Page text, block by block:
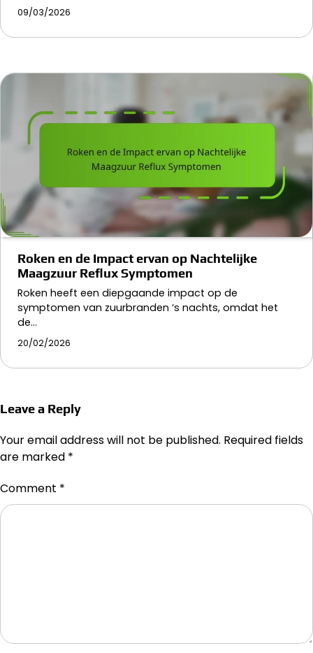
09/03/2026
Roken en de Impact ervan op Nachtelijke
Maagzuur Reflux Symptomen
Roken heeft een diepgaande impact op de
symptomen van zuurbranden ‘s nachts, omdat het
de…
20/02/2026
Leave a Reply
Your email address will not be published. Required fields
are marked *
Comment *